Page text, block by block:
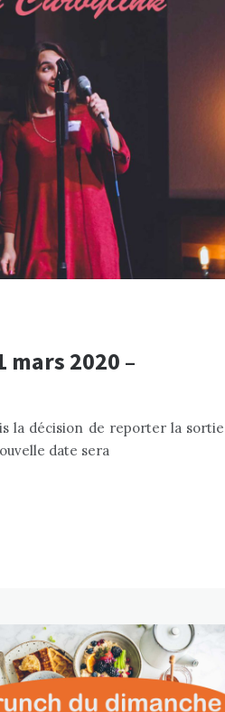
2020 –
la décision de reporter la sortie
date sera